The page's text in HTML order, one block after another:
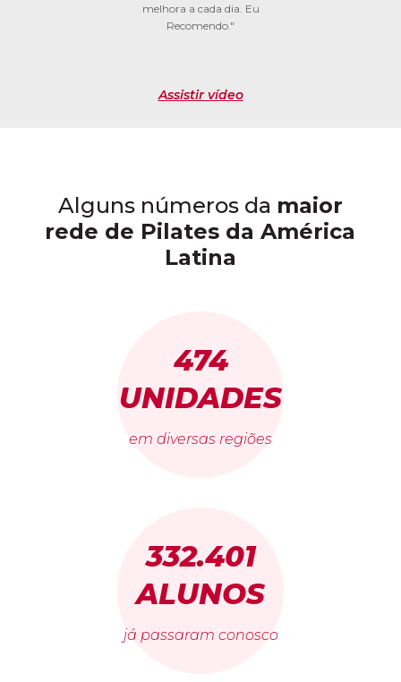
melhora a cada dia. Eu
Recomendo."
Assistir vídeo
Alguns números da maior
rede de Pilates da América
Latina
474
UNIDADES
em diversas regiões
332.401
ALUNOS
já passaram conosco